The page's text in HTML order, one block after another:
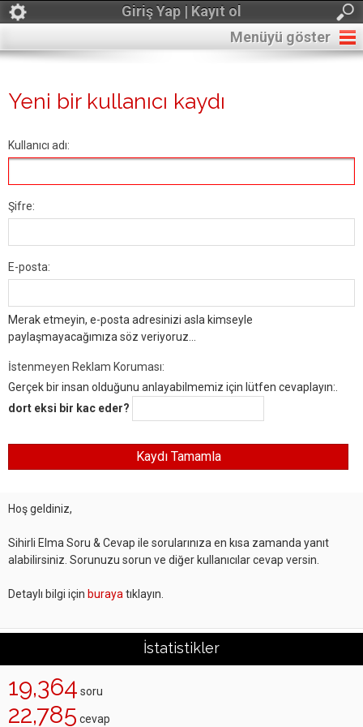
Giriş Yap | Kayıt ol
Menüyü göster
Yeni bir kullanıcı kaydı
Kullanıcı adı:
Şifre:
E-posta:
Merak etmeyin, e-posta adresinizi asla kimseyle
paylaşmayacağımıza söz veriyoruz...
İstenmeyen Reklam Koruması:
Gerçek bir insan olduğunu anlayabilmemiz için lütfen cevaplayın:.
dort eksi bir kac eder?
Hoş geldiniz,
Sihirli Elma Soru & Cevap ile sorularınıza en kısa zamanda yanıt
alabilirsiniz. Sorunuzu sorun ve diğer kullanıcılar cevap versin.
Detaylı bilgi için buraya tıklayın.
İstatistikler
19,364 soru
22,785 cevap